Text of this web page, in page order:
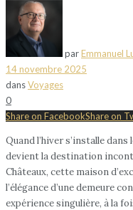
parEmmanuel
14 novembre 2025
dansVoyages
0
Share on FacebookShare on
Quand l’hiver s’installe
devient la destination
Châteaux, cette maison
l’élégance d’une demeure
expérience singulière, à la